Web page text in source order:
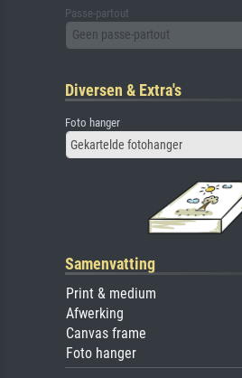
Passe-partout
Geen passe-partout
Diversen & Extra's
Foto hanger
Gekartelde fotohanger
Samenvatting
Print & medium
Afwerking
Canvas frame
Foto hanger